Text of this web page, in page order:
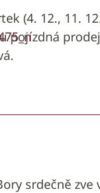
(4. 12., 11.
pojízdná
srdečně